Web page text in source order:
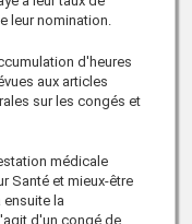
leur nomination.
d'heures
aux articles
sur les congés et
médicale
Santé et mieux-être
la
d'un congé de